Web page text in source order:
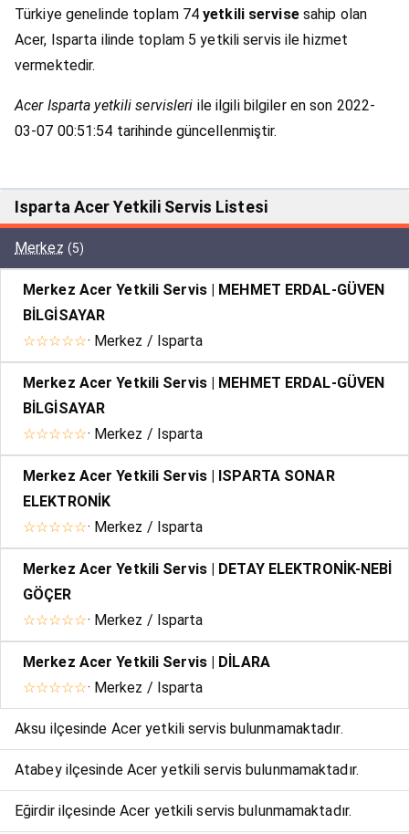
Türkiye genelinde toplam 74yetkili servisesahip olan
Acer, Isparta ilinde toplam 5 yetkili servis ile hizmet
vermektedir.
Acer Isparta yetkili servisleri ile ilgili bilgiler en son 2022-
03-07 00:51:54 tarihinde güncellenmiştir.
Isparta Acer Yetkili Servis Listesi
Merkez (5)
Merkez Acer Yetkili Servis | MEHMET ERDAL-GÜVEN
BİLGİSAYAR
☆☆☆☆☆· Merkez / Isparta
Merkez Acer Yetkili Servis | MEHMET ERDAL-GÜVEN
BİLGİSAYAR
☆☆☆☆☆· Merkez / Isparta
Merkez Acer Yetkili Servis | ISPARTA SONAR
ELEKTRONİK
☆☆☆☆☆· Merkez / Isparta
Merkez Acer Yetkili Servis | DETAY ELEKTRONİK-NEBİ
GÖÇER
☆☆☆☆☆· Merkez / Isparta
Merkez Acer Yetkili Servis | DİLARA
☆☆☆☆☆· Merkez / Isparta
Aksu ilçesinde Acer yetkili servis bulunmamaktadır.
Atabey ilçesinde Acer yetkili servis bulunmamaktadır.
Eğirdir ilçesinde Acer yetkili servis bulunmamaktadır.